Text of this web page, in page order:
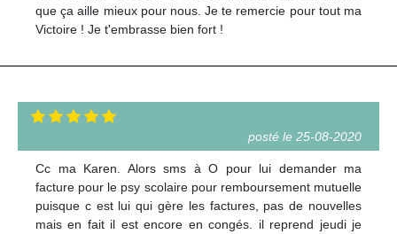
que ça aille mieux pour nous. Je te remercie pour tout ma
Victoire ! Je t'embrasse bien fort !
posté le 25-08-2020
Cc ma Karen. Alors sms à O pour lui demander ma
facture pour le psy scolaire pour remboursement mutuelle
puisque c est lui qui gère les factures, pas de nouvelles
mais en fait il est encore en congés. il reprend jeudi je